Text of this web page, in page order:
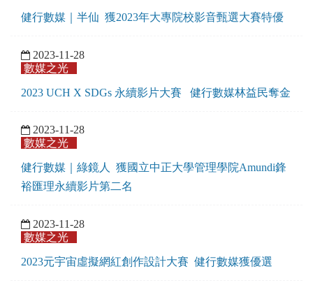
健行數媒｜半仙 獲2023年大專院校影音甄選大賽特優
2023-11-28
數媒之光
2023 UCH X SDGs 永續影片大賽 健行數媒林益民奪金
2023-11-28
數媒之光
健行數媒｜綠鏡人 獲國立中正大學管理學院Amundi鋒
裕匯理永續影片第二名
2023-11-28
數媒之光
​2023元宇宙虛擬網紅創作設計大賽 健行數媒獲優選